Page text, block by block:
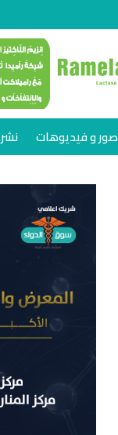
صور و فيديوهات